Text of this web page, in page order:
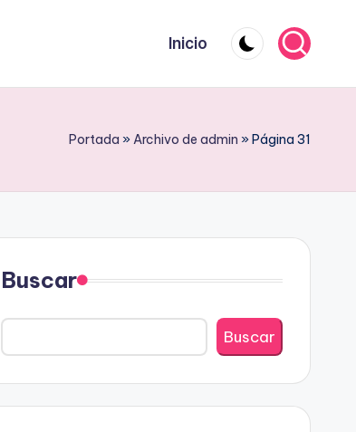
Inicio
Portada »Archivo de admin »Página 31
Buscar
Buscar